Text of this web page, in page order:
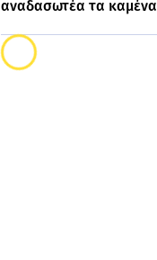
αναδασωτέα τα καμένα